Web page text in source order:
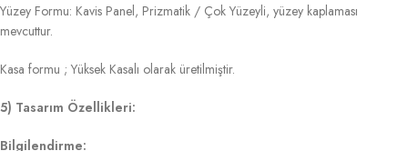
Yüzey Formu: Kavis Panel, Prizmatik / Çok Yüzeyli, yüzey kaplaması
mevcuttur.
Kasa formu ; Yüksek Kasalı olarak üretilmiştir.
5) Tasarım Özellikleri:
Bilgilendirme: